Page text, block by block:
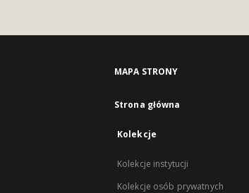
MAPA STRONY
Strona główna
Kolekcje
Kolekcje instytucji
Kolekcje osób prywatnych